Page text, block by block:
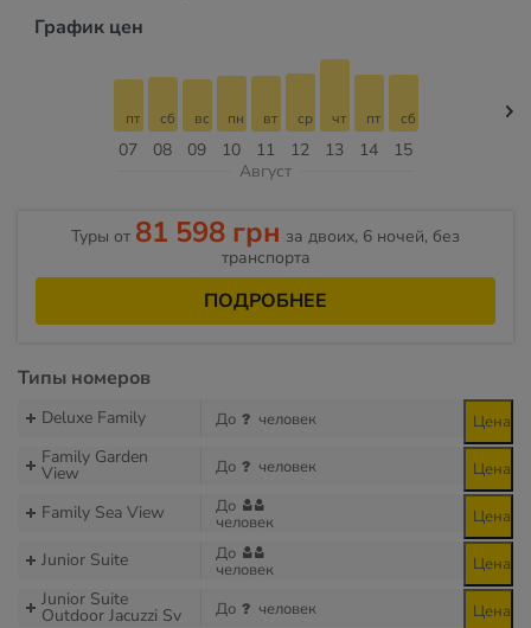
График цен
07
пт
08
сб
09
вс
10
пн
11
вт
12
ср
13
чт
14
пт
15
сб
Август
Туры от 81 598 грн за двоих, 6 ночей, без
транспорта
ПОДРОБНЕЕ
Типы номеров
Deluxe Family До человек Цена
Family Garden
View До человек Цена
Family Sea View До
человек Цена
Junior Suite До
человек Цена
Junior Suite
Outdoor Jacuzzi Sv До человек Цена